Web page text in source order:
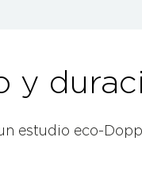
y
estudio eco-